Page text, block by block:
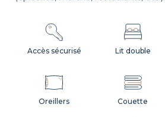
Oreillers Couette
Accès sécurisé Lit double